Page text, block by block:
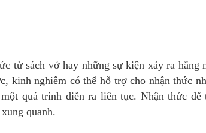
từ sách vở hay những sự kiện xảy ra hằng
kinh nghiêm có thể hỗ trợ cho nhận thức
quá trình diễn ra liên tục. Nhận thức để
quanh.